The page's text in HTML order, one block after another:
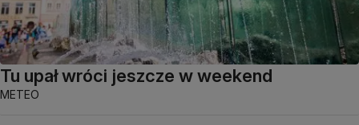
Tu upał wróci jeszcze w weekend
METEO